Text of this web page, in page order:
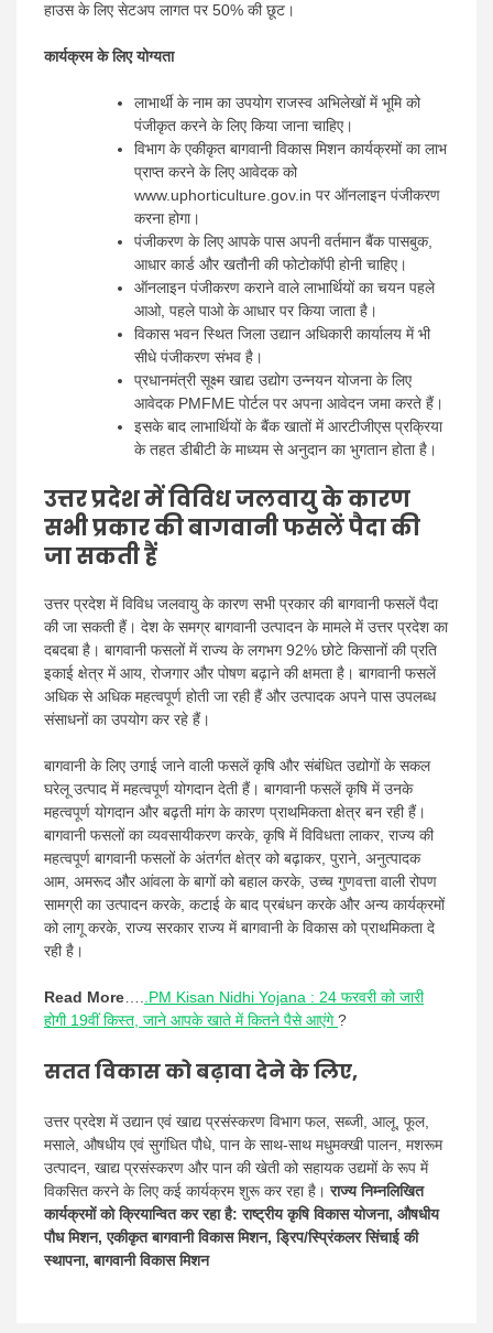
हाउस के लिए सेटअप लागत पर 50% की छूट।
कार्यक्रम के लिए योग्यता
लाभार्थी के नाम का उपयोग राजस्व अभिलेखों में भूमि को
पंजीकृत करने के लिए किया जाना चाहिए।
विभाग के एकीकृत बागवानी विकास मिशन कार्यक्रमों का लाभ
प्राप्त करने के लिए आवेदक को
www.uphorticulture.gov.in पर ऑनलाइन पंजीकरण
करना होगा।
पंजीकरण के लिए आपके पास अपनी वर्तमान बैंक पासबुक,
आधार कार्ड और खतौनी की फोटोकॉपी होनी चाहिए।
ऑनलाइन पंजीकरण कराने वाले लाभार्थियों का चयन पहले
आओ, पहले पाओ के आधार पर किया जाता है।
विकास भवन स्थित जिला उद्यान अधिकारी कार्यालय में भी
सीधे पंजीकरण संभव है।
प्रधानमंत्री सूक्ष्म खाद्य उद्योग उन्नयन योजना के लिए
आवेदक PMFME पोर्टल पर अपना आवेदन जमा करते हैं।
इसके बाद लाभार्थियों के बैंक खातों में आरटीजीएस प्रक्रिया
के तहत डीबीटी के माध्यम से अनुदान का भुगतान होता है।
उत्तर प्रदेश में विविध जलवायु के कारण
सभी प्रकार की बागवानी फसलें पैदा की
जा सकती हैं
उत्तर प्रदेश में विविध जलवायु के कारण सभी प्रकार की बागवानी फसलें पैदा
की जा सकती हैं। देश के समग्र बागवानी उत्पादन के मामले में उत्तर प्रदेश का
दबदबा है। बागवानी फसलों में राज्य के लगभग 92% छोटे किसानों की प्रति
इकाई क्षेत्र में आय, रोजगार और पोषण बढ़ाने की क्षमता है। बागवानी फसलें
अधिक से अधिक महत्वपूर्ण होती जा रही हैं और उत्पादक अपने पास उपलब्ध
संसाधनों का उपयोग कर रहे हैं।
बागवानी के लिए उगाई जाने वाली फसलें कृषि और संबंधित उद्योगों के सकल
घरेलू उत्पाद में महत्वपूर्ण योगदान देती हैं। बागवानी फसलें कृषि में उनके
महत्वपूर्ण योगदान और बढ़ती मांग के कारण प्राथमिकता क्षेत्र बन रही हैं।
बागवानी फसलों का व्यवसायीकरण करके, कृषि में विविधता लाकर, राज्य की
महत्वपूर्ण बागवानी फसलों के अंतर्गत क्षेत्र को बढ़ाकर, पुराने, अनुत्पादक
आम, अमरूद और आंवला के बागों को बहाल करके, उच्च गुणवत्ता वाली रोपण
सामग्री का उत्पादन करके, कटाई के बाद प्रबंधन करके और अन्य कार्यक्रमों
को लागू करके, राज्य सरकार राज्य में बागवानी के विकास को प्राथमिकता दे
रही है।
Read More…..PM Kisan Nidhi Yojana : 24 फरवरी को जारी
होगी 19वीं किस्त, जाने आपके खाते में कितने पैसे आएंगे?
सतत विकास को बढ़ावा देने के लिए,
उत्तर प्रदेश में उद्यान एवं खाद्य प्रसंस्करण विभाग फल, सब्जी, आलू, फूल,
मसाले, औषधीय एवं सुगंधित पौधे, पान के साथ-साथ मधुमक्खी पालन, मशरूम
उत्पादन, खाद्य प्रसंस्करण और पान की खेती को सहायक उद्यमों के रूप में
विकसित करने के लिए कई कार्यक्रम शुरू कर रहा है। राज्य निम्नलिखित
कार्यक्रमों को क्रियान्वित कर रहा है: राष्ट्रीय कृषि विकास योजना, औषधीय
पौध मिशन, एकीकृत बागवानी विकास मिशन, ड्रिप/स्प्रिंकलर सिंचाई की
स्थापना, बागवानी विकास मिशन